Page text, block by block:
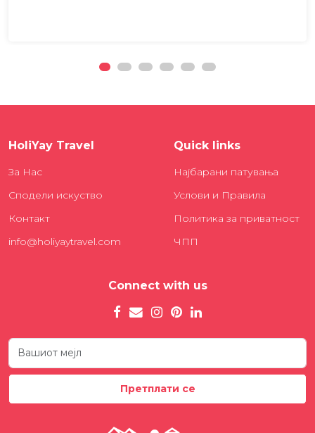
HoliYay Travel
За Нас
Сподели искуство
Контакт
info@holiyaytravel.com
Quick links
Најбарани патувања
Услови и Правила
Политика за приватност
ЧПП
Connect with us